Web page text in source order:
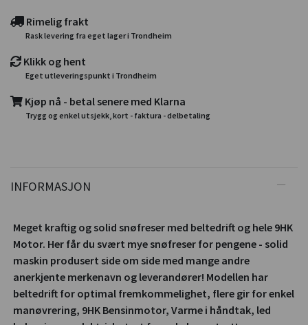
Rimelig frakt
Rask levering fra eget lager i Trondheim
Klikk og hent
Eget utleveringspunkt i Trondheim
Kjøp nå - betal senere med Klarna
Trygg og enkel utsjekk, kort - faktura - delbetaling
INFORMASJON
Meget kraftig og solid snøfreser med beltedrift og hele 9HK
Motor. Her får du svært mye snøfreser for pengene - solid
maskin produsert side om side med mange andre
anerkjente merkenavn og leverandører! Modellen har
beltedrift for optimal fremkommelighet, flere gir for enkel
manøvrering, 9HK Bensinmotor, Varme i håndtak, led